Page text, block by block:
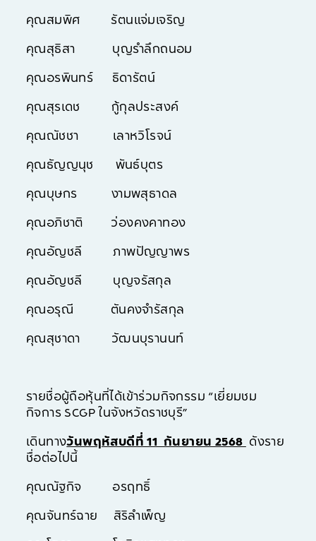
คุณสมพิศ รัตนแจ่มเจริญ
คุณสุธิสา บุญรำลึกถนอม
คุณอรพินทร์ ธิดารัตน์
คุณสุรเดช กู้กุลประสงค์
คุณณัชชา เลาหวิโรจน์
คุณธัญญนุช พันธ์บุตร
คุณบุษกร งามพสุธาดล
คุณอภิชาติ ว่องคงคาทอง
คุณอัญชลี ภาพปัญญาพร
คุณอัญชลี บุญจรัสกุล
คุณอรุณี ตันคงจำรัสกุล
คุณสุชาดา วัฒนบุรานนท์
รายชื่อผู้ถือหุ้นที่ได้เข้าร่วมกิจกรรม “เยี่ยมชม
กิจการ SCGP ในจังหวัดราชบุรี”
เดินทางวันพฤหัสบดีที่ 11 กันยายน 2568 ดังราย
ชื่อต่อไปนี้
คุณณัฐกิจ อรฤทธิ์
คุณจันทร์ฉาย สิริลำเพ็ญ